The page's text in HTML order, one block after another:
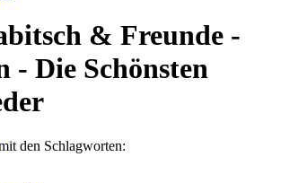
& Freunde -
- Die Schönsten
den Schlagworten: